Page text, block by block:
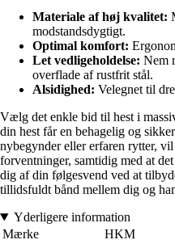
Materiale af høj kvalitet:
modstandsdygtigt.
Optimal komfort:
Let vedligeholdelse: Nem
overflade af rustfrit stål.
Alsidighed: Velegnet til
Vælg det enkle bid til hest i
din hest får en behagelig og
nybegynder eller erfaren rytter,
forventninger, samtidig med at
dig af din følgesvend ved at
tillidsfuldt bånd mellem dig og
Yderligere information
Mærke
HKM